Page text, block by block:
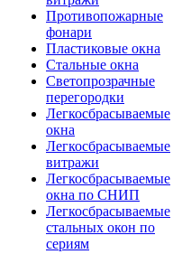
Противопожарные
фонари
Пластиковые окна
Стальные окна
Светопрозрачные
перегородки
Легкосбрасываемые
окна
Легкосбрасываемые
витражи
Легкосбрасываемые
окна по СНИП
Легкосбрасываемые
стальных окон по
сериям